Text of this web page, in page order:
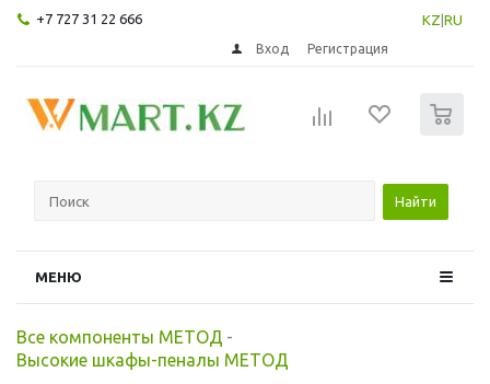
+7 727 31 22 666 KZ RU
Вход Регистрация
Найти
МЕНЮ
Все компоненты МЕТОД -
Высокие шкафы-пеналы МЕТОД